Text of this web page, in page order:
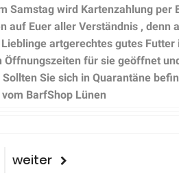
Samstag wird Kartenzahlung per
auf Euer aller Verständnis , denn
Lieblinge artgerechtes gutes
Öffnungszeiten für sie geöffnet
Sie sich in Quarantäne
BarfShop Lünen
nächster
weiter